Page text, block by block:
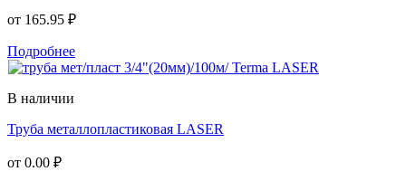
от 165.95 ₽
Подробнее
В наличии
Труба металлопластиковая LASER
от 0.00 ₽